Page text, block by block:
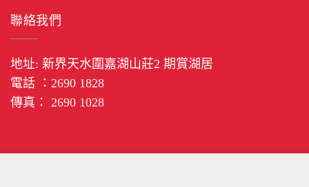
聯絡我們
地址: 新界天水圍嘉湖山莊2 期賞湖居
電話 ：2690 1828
傳真： 2690 1028